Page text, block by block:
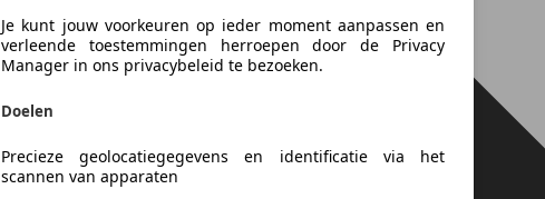
Je kunt jouw voorkeuren op ieder moment aanpassen en
verleende toestemmingen herroepen door de Privacy
Manager in ons privacybeleid te bezoeken.
Doelen
Precieze geolocatiegegevens en identificatie via het
scannen van apparaten